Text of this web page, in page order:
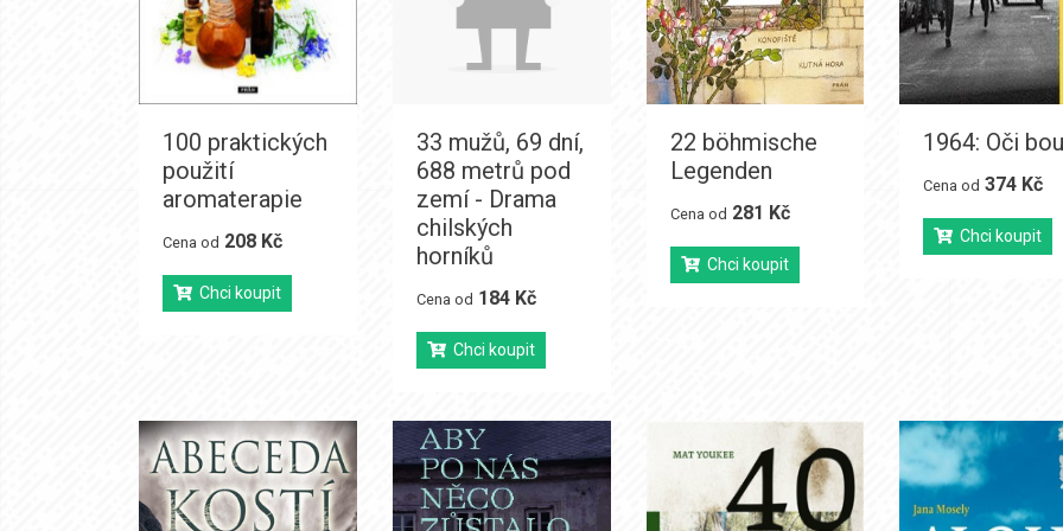
100 praktických
použití
aromaterapie
Cena od 208 Kč
Chci koupit
33 mužů, 69 dní,
688 metrů pod
zemí - Drama
chilských
horníků
Cena od 184 Kč
Chci koupit
22 böhmische
Legenden
Cena od 281 Kč
Chci koupit
1964: Oči
Cena od 374 Kč
Chci koupit